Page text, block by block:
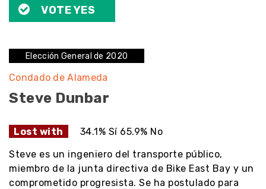
VOTE YES
Elección General de 2020
Condado de Alameda
Steve Dunbar
Lost with 34.1% Sí 65.9% No
Steve es un ingeniero del transporte público,
miembro de la junta directiva de Bike East Bay y un
comprometido progresista. Se ha postulado para